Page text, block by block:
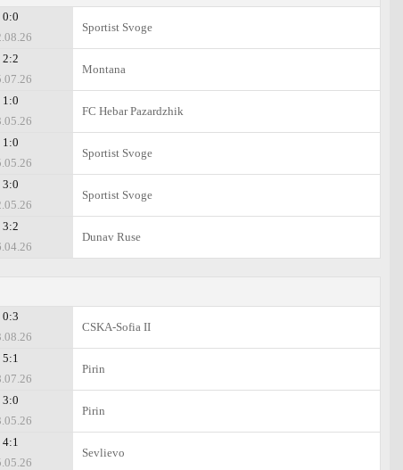
0:0
Sportist Svoge
2:2
Montana
1:0
FC Hebar Pazardzhik
1:0
Sportist Svoge
3:0
Sportist Svoge
3:2
Dunav Ruse
0:3
CSKA-Sofiа II
5:1
Pirin
3:0
Pirin
4:1
Sevlievo